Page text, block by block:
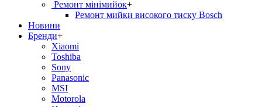
Ремонт мiнiмийок+
Ремонт мийки високого тиску Bosch
Новини
Бренди+
Xiaomi
Toshiba
Sony
Panasonic
MSI
Motorola